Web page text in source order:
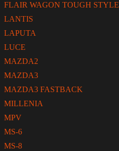
FLAIR WAGON TOUGH STYLE
LANTIS
LAPUTA
LUCE
MAZDA2
MAZDA3
MAZDA3 FASTBACK
MILLENIA
MPV
MS-6
MS-8